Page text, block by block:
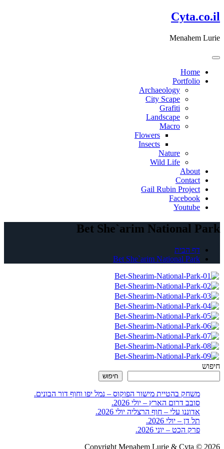
דלג
לתוכן
Cyta.co.il
Menahem Lurie
Home
Portfolio
Archaeology
City Scape
Grafiti
Landscape
Macro
Flowers
Insects
Nature
Wild Life
About
Contact
Gail Rubin Project
Facebook
Youtube
Bet She`arim National Park
דף הבית
Bet She`arim National Park
חיפוש
חיפוש
משחק בהטיית מישור הפוקוס – נמל יפו וחוף דור הבונים.
סובב דרום הארץ – יולי 2026.
אדוננו עלי – חוף הרצליה יולי 2026.
תל דן – יולי 2026.
פרק הכט – יוני 2026.
Copyright Menahem Lurie & Cyta © 2026